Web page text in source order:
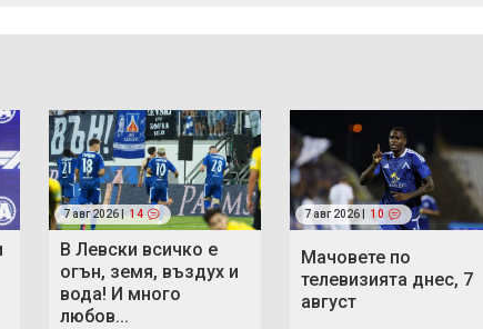
7 авг 2026 | 14
В Левски всичко е
огън, земя, въздух и
вода! И много
любов...
7 авг 2026 | 10
Мачовете по
телевизията днес, 7
август